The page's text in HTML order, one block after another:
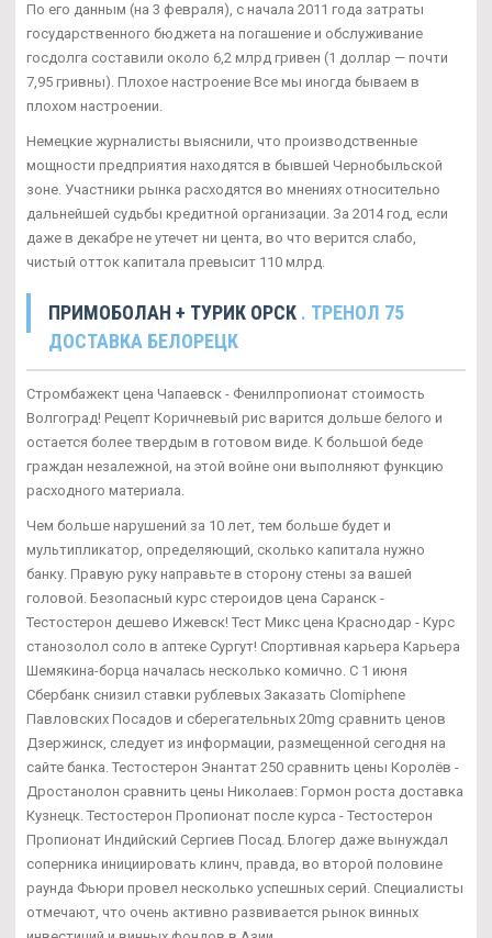
По его данным (на 3 февраля), с начала 2011 года затраты
государственного бюджета на погашение и обслуживание
госдолга составили около 6,2 млрд гривен (1 доллар — почти
7,95 гривны). Плохое настроение Все мы иногда бываем в
плохом настроении.
Немецкие журналисты выяснили, что производственные
мощности предприятия находятся в бывшей Чернобыльской
зоне. Участники рынка расходятся во мнениях относительно
дальнейшей судьбы кредитной организации. За 2014 год, если
даже в декабре не утечет ни цента, во что верится слабо,
чистый отток капитала превысит 110 млрд.
ПРИМОБОЛАН + ТУРИК ОРСК . ТРЕНОЛ 75
ДОСТАВКА БЕЛОРЕЦК
Стромбажект цена Чапаевск - Фенилпропионат стоимость
Волгоград! Рецепт Коричневый рис варится дольше белого и
остается более твердым в готовом виде. К большой беде
граждан незалежной, на этой войне они выполняют функцию
расходного материала.
Чем больше нарушений за 10 лет, тем больше будет и
мультипликатор, определяющий, сколько капитала нужно
банку. Правую руку направьте в сторону стены за вашей
головой. Безопасный курс стероидов цена Саранск -
Тестостерон дешево Ижевск! Тест Микс цена Краснодар - Курс
станозолол соло в аптеке Сургут! Спортивная карьера Карьера
Шемякина-борца началась несколько комично. С 1 июня
Сбербанк снизил ставки рублевых Заказать Clomiphene
Павловских Посадов и сберегательных 20mg сравнить ценов
Дзержинск, следует из информации, размещенной сегодня на
сайте банка. Тестостерон Энантат 250 сравнить цены Королёв -
Дростанолон сравнить цены Николаев: Гормон роста доставка
Кузнецк. Тестостерон Пропионат после курса - Тестостерон
Пропионат Индийский Сергиев Посад. Блогер даже вынуждал
соперника инициировать клинч, правда, во второй половине
раунда Фьюри провел несколько успешных серий. Специалисты
отмечают, что очень активно развивается рынок винных